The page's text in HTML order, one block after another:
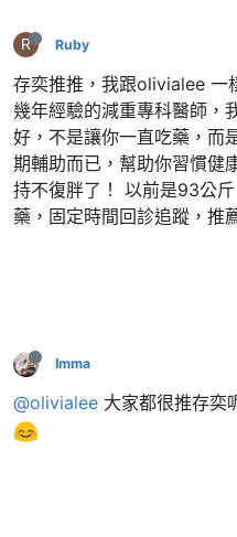
R Ruby
存奕推推，我跟olivialee 一
幾年經驗的減重專科醫師，
好，不是讓你一直吃藥，而
期輔助而已，幫助你習慣健
持不復胖了！ 以前是93公
藥，固定時間回診追蹤，推
Imma
@olivialee 大家都很推存奕